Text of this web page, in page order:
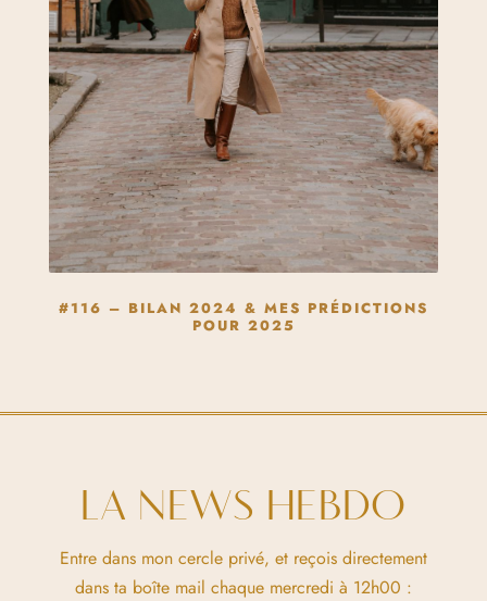
#116 – BILAN 2024 & MES PRÉDICTIONS
POUR 2025
LA NEWS HEBDO
Entre dans mon cercle privé, et reçois directement
dans ta boîte mail chaque mercredi à 12h00 :